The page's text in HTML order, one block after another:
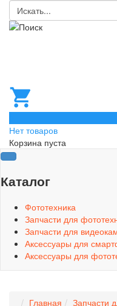
Нет товаров
Корзина пуста
Каталог
Фототехника
Запчасти для
Запчасти для
Аксессуары для
Аксессуары для
Главная
Запчасти